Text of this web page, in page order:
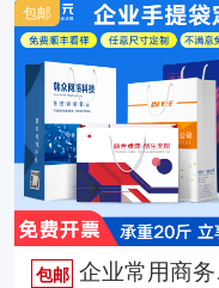
包邮 企业常用商务手提袋
包邮